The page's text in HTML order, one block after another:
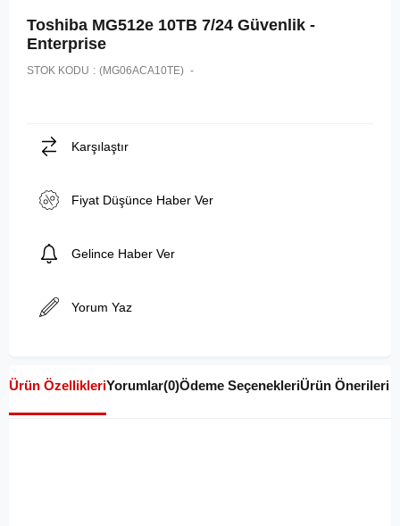
Toshiba MG512e 10TB 7/24 Güvenlik -
Enterprise
STOK KODU (MG06ACA10TE)
Karşılaştır
Fiyat Düşünce Haber Ver
Gelince Haber Ver
Yorum Yaz
Ürün ÖzellikleriYorumlar(0)Ödeme SeçenekleriÜrün Önerileri